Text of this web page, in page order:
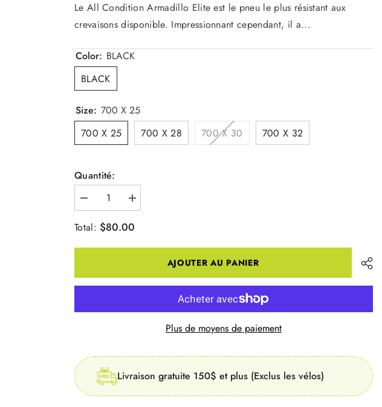
Le All Condition Armadillo Elite est le pneu le plus résistant aux
crevaisons disponible. Impressionnant cependant, il a...
Color: BLACK
BLACK
Size: 700 X 25
700 X 25
700 X 28 700 X 30 700 X 32
Quantité:
Diminuer
la
quantité
pour
Condition
Augmenter
la
pour
Condition
Total: $80.00
AJOUTER AU PANIER
Plus de moyens de paiement
Livraison gratuite 150$ et plus (Exclus les vélos)